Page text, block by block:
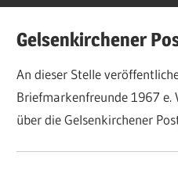
Gelsenkirchener
Briefmarkenfreunde
1967
e.V.
Sammeln
Gelsenkirchener
An dieser Stelle
Briefmarkenfreunde 1967 e.
über die Gelsenkirchener